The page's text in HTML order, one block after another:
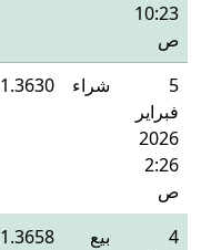
10:23
ص
5
فبراير
2026
2:26
ص
شراء 1.3630
4
بيع 1.3658